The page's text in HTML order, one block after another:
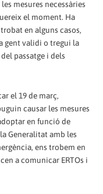
mesures necessàries
el moment. Ha
en alguns casos,
gent validi o tregui la
passatge i dels
el 19 de març,
causar les mesures
en funció de
Generalitat amb les
ens trobem en
a comunicar ERTOs i